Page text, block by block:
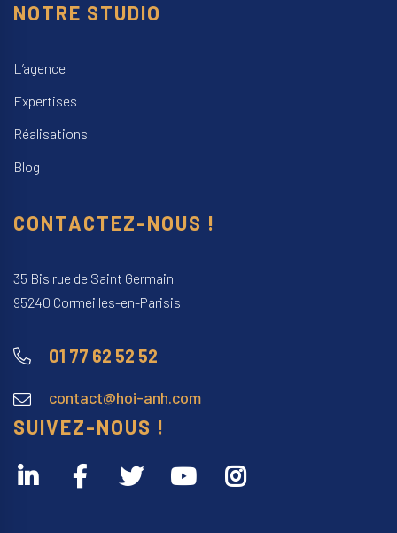
NOTRE STUDIO
L’agence
Expertises
Réalisations
Blog
CONTACTEZ-NOUS !
35 Bis rue de Saint Germain
95240 Cormeilles-en-Parisis
01 77 62 52 52
contact@hoi-anh.com
SUIVEZ-NOUS !